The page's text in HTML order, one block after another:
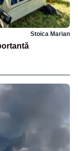
Stoica Marian